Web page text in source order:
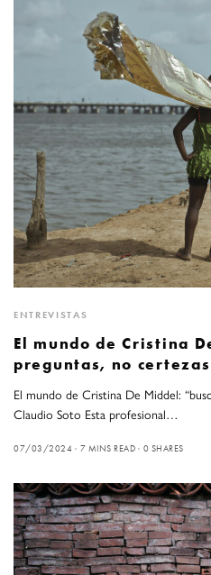
ENTREVISTAS
El mundo de Cristina
preguntas, no
El mundo de Cristina De Middel:
Claudio Soto Esta profesional…
07/03/2024 7 MINS READ 0 SHARES